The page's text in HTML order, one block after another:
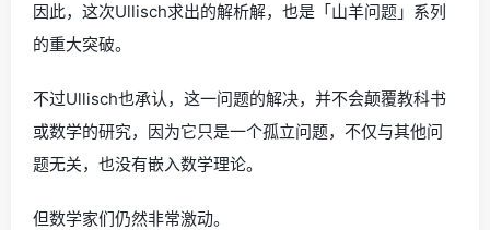
因此，这次Ullisch求出的解析解，也是「山羊问题」系列
的重大突破。
不过Ullisch也承认，这一问题的解决，并不会颠覆教科书
或数学的研究，因为它只是一个孤立问题，不仅与其他问
题无关，也没有嵌入数学理论。
但数学家们仍然非常激动。